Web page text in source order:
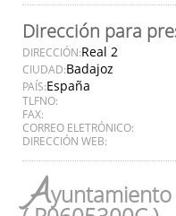
Dirección para
DIRECCIÓN:Real 2
CIUDAD:Badajoz
PAÍS:España
TLFNO:
FAX:
CORREO ELETRÓNICO:
DIRECCIÓN WEB:
Ayuntamiento